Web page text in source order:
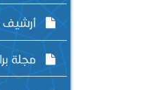
أرشيف
مجلة